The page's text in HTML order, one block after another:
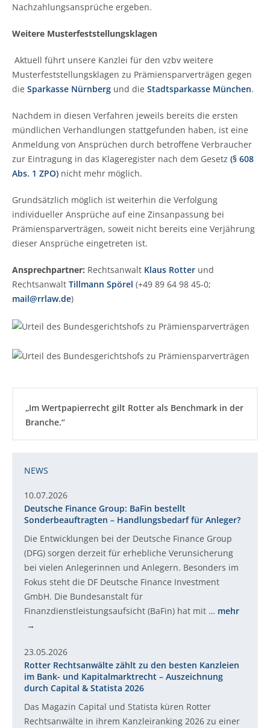
Nachzahlungsansprüche ergeben.
Weitere Musterfeststellungsklagen
Aktuell führt unsere Kanzlei für den vzbv weitere
Musterfeststellungsklagen zu Prämiensparverträgen gegen
die Sparkasse Nürnberg und die Stadtsparkasse München.
Nachdem in diesen Verfahren jeweils bereits die ersten
mündlichen Verhandlungen stattgefunden haben, ist eine
Anmeldung von Ansprüchen durch betroffene Verbraucher
zur Eintragung in das Klageregister nach dem Gesetz (§ 608
Abs. 1 ZPO) nicht mehr möglich.
Grundsätzlich möglich ist weiterhin die Verfolgung
individueller Ansprüche auf eine Zinsanpassung bei
Prämiensparverträgen, soweit nicht bereits eine Verjährung
dieser Ansprüche eingetreten ist.
Ansprechpartner: Rechtsanwalt Klaus Rotter und
Rechtsanwalt Tillmann Spörel (+49 89 64 98 45-0;
mail@rrlaw.de)
„Im Wertpapierrecht gilt Rotter als Benchmark in der
Branche.“
NEWS
10.07.2026
Deutsche Finance Group: BaFin bestellt
Sonderbeauftragten – Handlungsbedarf für Anleger?
Die Entwicklungen bei der Deutsche Finance Group
(DFG) sorgen derzeit für erhebliche Verunsicherung
bei vielen Anlegerinnen und Anlegern. Besonders im
Fokus steht die DF Deutsche Finance Investment
GmbH. Die Bundesanstalt für
Finanzdienstleistungsaufsicht (BaFin) hat mit … mehr
23.05.2026
Rotter Rechtsanwälte zählt zu den besten Kanzleien
im Bank- und Kapitalmarktrecht – Auszeichnung
durch Capital & Statista 2026
Das Magazin Capital und Statista küren Rotter
Rechtsanwälte in ihrem Kanzleiranking 2026 zu einer